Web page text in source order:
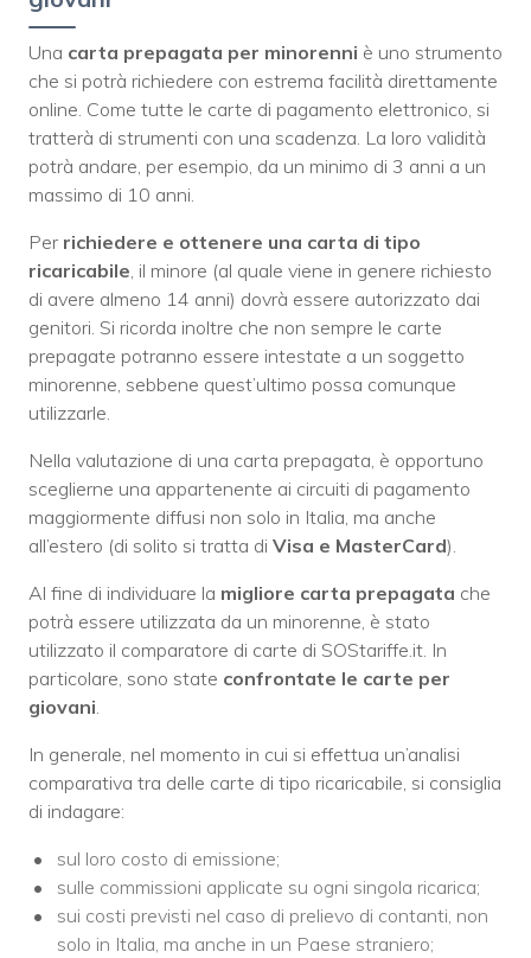
Una carta prepagata per minorenni è uno strumento
che si potrà richiedere con estrema facilità direttamente
online. Come tutte le carte di pagamento elettronico, si
tratterà di strumenti con una scadenza. La loro validità
potrà andare, per esempio, da un minimo di 3 anni a un
massimo di 10 anni.
Per richiedere e ottenere una carta di tipo
ricaricabile, il minore (al quale viene in genere richiesto
di avere almeno 14 anni) dovrà essere autorizzato dai
genitori. Si ricorda inoltre che non sempre le carte
prepagate potranno essere intestate a un soggetto
minorenne, sebbene quest’ultimo possa comunque
utilizzarle.
Nella valutazione di una carta prepagata, è opportuno
sceglierne una appartenente ai circuiti di pagamento
maggiormente diffusi non solo in Italia, ma anche
all’estero (di solito si tratta di Visa e MasterCard).
Al fine di individuare la migliore carta prepagata che
potrà essere utilizzata da un minorenne, è stato
utilizzato il comparatore di carte di SOStariffe.it. In
particolare, sono state confrontate le carte per
giovani.
In generale, nel momento in cui si effettua un’analisi
comparativa tra delle carte di tipo ricaricabile, si consiglia
di indagare:
sul loro costo di emissione;
sulle commissioni applicate su ogni singola ricarica;
sui costi previsti nel caso di prelievo di contanti, non
solo in Italia, ma anche in un Paese straniero;